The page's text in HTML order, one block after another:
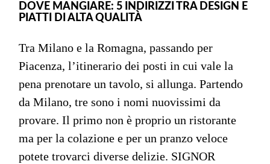
DOVE MANGIARE: 5 INDIRIZZI TRA DESIGN E
PIATTI DI ALTA QUALITÀ
Tra Milano e la Romagna, passando per
Piacenza, l’itinerario dei posti in cui vale la
pena prenotare un tavolo, si allunga. Partendo
da Milano, tre sono i nomi nuovissimi da
provare. Il primo non è proprio un ristorante
ma per la colazione e per un pranzo veloce
potete trovarci diverse delizie. SIGNOR